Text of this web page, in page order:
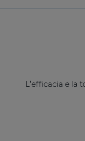
L'efficacia e la